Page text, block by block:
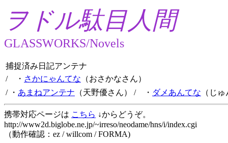
ヲドル駄目人間
GLASSWORKS/Novels
捕捉済み日記アンテナ
/ ・ さかにゃんてな （おさかなさん）
/ ・ あまねアンテナ （天野優さん） / ・ ダメあんてな （じ
携帯対応ページは こちら ↓からどうぞ。
http://www2d.biglobe.ne.jp/~irreso/neodame/hns/i/index.cgi
（動作確認：ez / willcom / FORMA)